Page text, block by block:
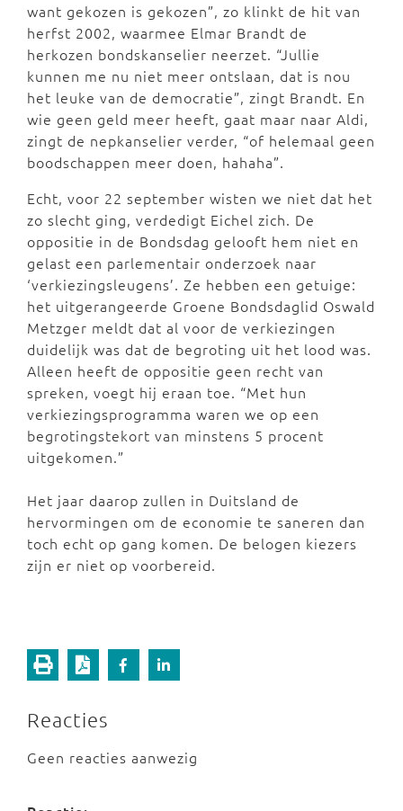
want gekozen is gekozen”, zo klinkt de hit van
herfst 2002, waarmee Elmar Brandt de
herkozen bondskanselier neerzet. “Jullie
kunnen me nu niet meer ontslaan, dat is nou
het leuke van de democratie”, zingt Brandt. En
wie geen geld meer heeft, gaat maar naar Aldi,
zingt de nepkanselier verder, “of helemaal geen
boodschappen meer doen, hahaha”.
Echt, voor 22 september wisten we niet dat het
zo slecht ging, verdedigt Eichel zich. De
oppositie in de Bondsdag gelooft hem niet en
gelast een parlementair onderzoek naar
‘verkiezingsleugens’. Ze hebben een getuige:
het uitgerangeerde Groene Bondsdaglid Oswald
Metzger meldt dat al voor de verkiezingen
duidelijk was dat de begroting uit het lood was.
Alleen heeft de oppositie geen recht van
spreken, voegt hij eraan toe. “Met hun
verkiezingsprogramma waren we op een
begrotingstekort van minstens 5 procent
uitgekomen.”
Het jaar daarop zullen in Duitsland de
hervormingen om de economie te saneren dan
toch echt op gang komen. De belogen kiezers
zijn er niet op voorbereid.
Reacties
Geen reacties aanwezig